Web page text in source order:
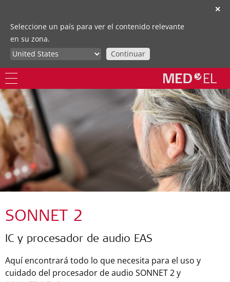
✕
Seleccione un país para ver el contenido relevante
en su zona.
Continuar
SONNET 2
IC y procesador de audio EAS
Aquí encontrará todo lo que necesita para el uso y
cuidado del procesador de audio SONNET 2 y